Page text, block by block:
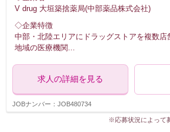
V drug 大垣築捨薬局(中部薬品株式会社)
◇企業特徴
中部・北陸エリアにドラッグストアを複数店
地域の医療機関
求人の詳細を見る
JOBナンバー：JOB480734
※応募状況によって